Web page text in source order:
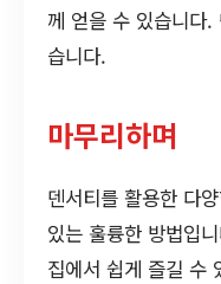
께 얻을 수 있습니다
습니다.
마무리하며
덴서티를 활용한 다
있는 훌륭한 방법입
집에서 쉽게 즐길 수